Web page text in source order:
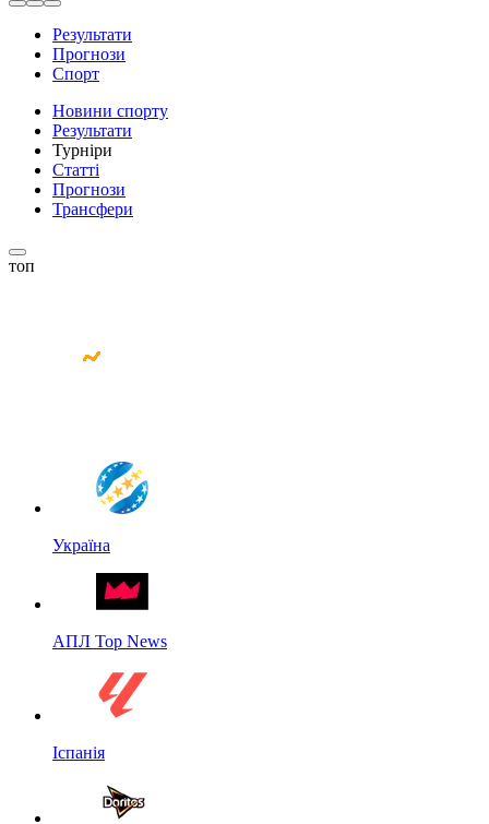
Результати
Прогнози
Спорт
Новини спорту
Результати
Турніри
Статті
Прогнози
Трансфери
топ
Україна
АПЛ Top News
Іспанія